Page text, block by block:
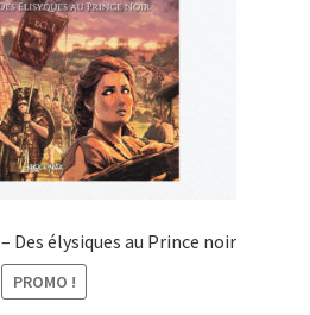
Des élysiques au Prince noir
PROMO !